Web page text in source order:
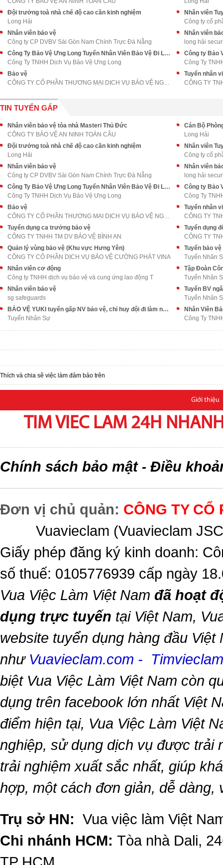
Đội trưởng toà nhà chế độ cao cần kinh nghiệm
Long Hải
Nhân viên
Công ty cổ
Nhân viên bảo vệ
Công ty CP DVBV Sài Gòn Nam Chính Trực Đà Nẵng
Nhân viên
long hải
Công Ty Bảo Vệ Ưng Long Tuyển Nhân Viên Bảo Vệ Đi Làm Ngay
Công Ty TNHH Dịch Vụ Bảo Vệ Ưng Long
Công ty Bảo
Công Ty
Bảo vệ
CÔNG TY CỔ PHẦN THƯƠNG MẠI DỊCH VỤ BẢO VỆ NGÀY &am
Tuyển nhân
CÔNG TY
TIN TUYỂN GẤP
Nhân viên bảo vệ tòa nhà Masteri Thủ Đức
CÔNG TY BẢO VỆ AN NINH TOÀN CẦU
Long Hải
Đội trưởng toà nhà chế độ cao cần kinh nghiệm
Long Hải
Nhân viên
Công ty cổ
Nhân viên bảo vệ
Công ty CP DVBV Sài Gòn Nam Chính Trực Đà Nẵng
Nhân viên
long hải
Công Ty Bảo Vệ Ưng Long Tuyển Nhân Viên Bảo Vệ Đi Làm Ngay
Công Ty TNHH Dịch Vụ Bảo Vệ Ưng Long
Công ty Bảo
Công Ty
Bảo vệ
CÔNG TY CỔ PHẦN THƯƠNG MẠI DỊCH VỤ BẢO VỆ NGÀY &am
Tuyển nhân
CÔNG TY
Tuyển dụng ca trưởng bảo vệ
CÔNG TY TNHH TM DV BẢO VỆ BÌNH AN
Tuyển dụng
CÔNG TY
Quản lý vùng bảo vệ (Khu vực Hưng Yên)
CÔNG TY CỔ PHẦN DỊCH VỤ BẢO VỆ CƯỜNG PHÁT VINA
Tuyển Nhân
Nhân viên cơ động
Công ty TNHH dịch vụ bảo vệ và cung ứng lao động T
Tuyển Nhân
Nhân viên bảo vệ
sg safeguards
Tuyển BV
Tuyển Nhân
BẢO VỆ YUKI tuyển gấp NV bảo vệ, chỉ huy đội đi làm ngay
Tuyển Nhân Sự
Nhân Viên
Công Ty
Thích và chia sẽ việc làm đảm bảo trên
Giới thiệu
TIM VIEC LAM 24H
Chính sách bảo mật- Điều
Đơn vị chủ quản: CÔNG TY CỔ
Vuavieclam (Vuavieclam
Giấy phép đăng ký kinh doanh:
số thuế: 0105776939 cấp ngày
Vua Việc Làm Việt Nam đã hoạt
dụng trực tuyến tại Việt Nam,
website tuyển dụng hàng đầu Việt
như Vuavieclam.com -
biệt Vua Việc Làm Việt Nam còn
dụng trên facebook lớn nhất Việt
điểm hiện tại, Vua Việc Làm Việt
nghiệp, sử dụng dịch vụ được trải
trải nghiệm xuất sắc nhất, giúp
hợp, một cách đơn giản, dễ dàng,
Trụ sở HN: Vua việc làm Việt
Chi nhánh HCM: Tòa nhà Dali,